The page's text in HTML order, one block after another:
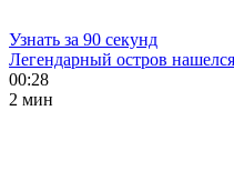
Узнать за 90 секунд
Легендарный остров
00:28
2 мин